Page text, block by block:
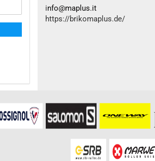
info@maplus.it
https://brikomaplus.de/
Für weitere Informationen